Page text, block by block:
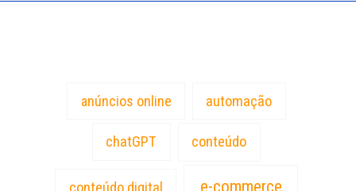
anúncios online automação
chatGPT conteúdo
conteúdo digital e-commerce